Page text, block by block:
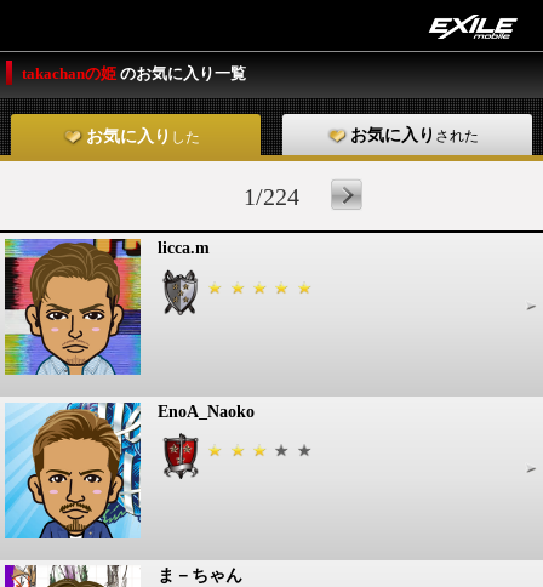
takachanの姫 のお気に入り一覧
お気に入り した お気に入り された
1/224
licca.m
EnoA_Naoko
ま－ちゃん